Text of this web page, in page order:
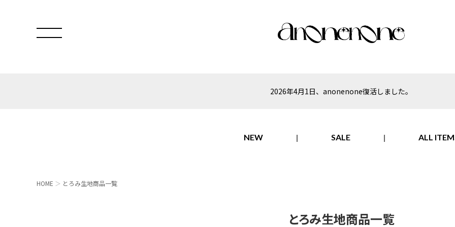
2026年4月1日、anonenone復活しました。
NEW SALE ALL
HOME とろみ生地商品一覧
とろみ生地商品一覧